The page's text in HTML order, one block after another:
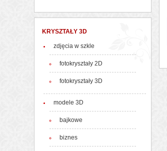
KRYSZTAŁY 3D
zdjęcia w szkle
fotokryształy 2D
fotokryształy 3D
modele 3D
bajkowe
biznes